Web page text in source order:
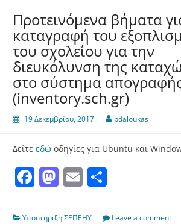
Προτεινόμενα βήματα
καταγραφή του
του σχολείου για την
διευκόλυνση της
στο σύστημα
(inventory.sch.gr)
19 Δεκεμβρίου, 2017 bdaloukas
Δείτε εδώ οδηγίες για Ubuntu και
Facebook
Mastodon
Email
Υποστήριξη ΣΕΠΕΗΥ Leave a comment